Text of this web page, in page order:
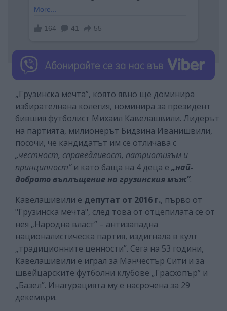
„Грузинска мечта”, която явно ще доминира
избирателнана колегия, номинира за президент
бившия футболист Михаил Кавелашвили. Лидерът
на партията, милионерът Бидзина Иванишвили,
посочи, че кандидатът им се отличава с
„честност, справедливост, патриотизъм и
принципност”и като баща на 4 деца е „най-
доброто въплъщение на грузинския мъж”.
Кавелашивили е депутат от 2016 г., първо от
"Грузинска мечта", след това от отцепилата се от
нея „Народна власт” – антизападна
националистическа партия, издигнала в култ
„традиционните ценности”. Сега на 53 години,
Кавелашивили е играл за Манчестър Сити и за
швейцарските футболни клубове „Грасхопър” и
„Базел”. Инагурацията му е насрочена за 29
декември.